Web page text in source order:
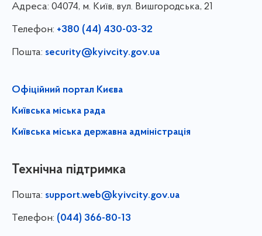
Адреса: 04074, м. Київ, вул. Вишгородська, 21
Телефон: +380 (44) 430-03-32
Пошта: security@kyivcity.gov.ua
Офіційний портал Києва
Київська міська рада
Київська міська державна адміністрація
Технічна підтримка
Пошта: support.web@kyivcity.gov.ua
Телефон: (044) 366-80-13